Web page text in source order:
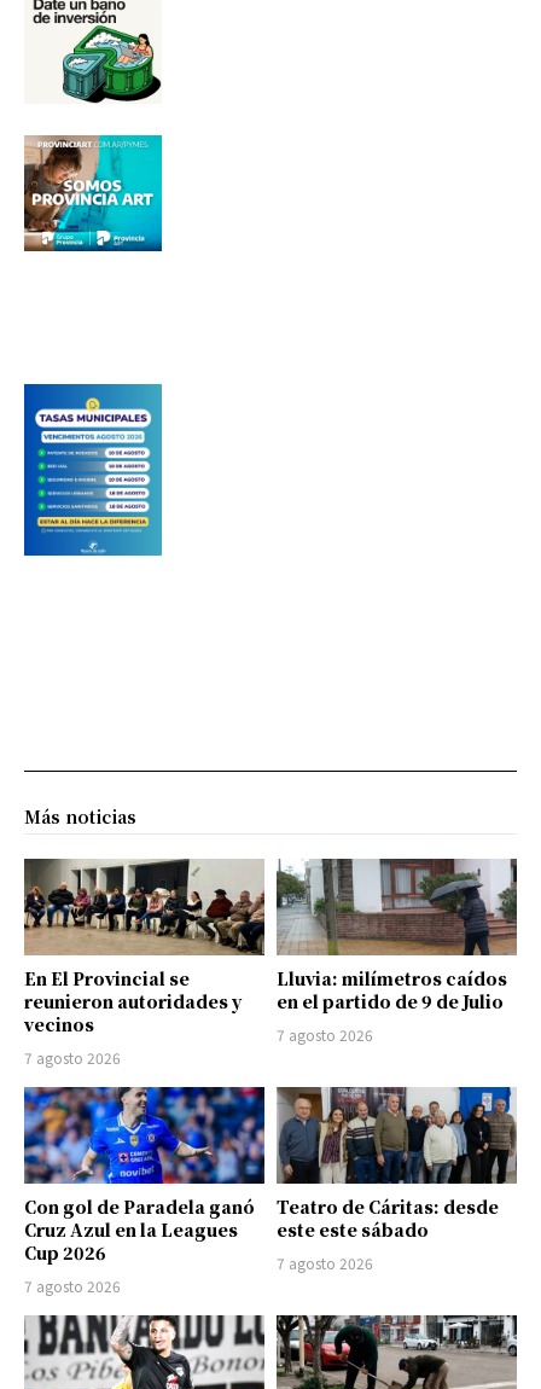
Más noticias
En El Provincial se
reunieron autoridades y
vecinos
7 agosto 2026
Lluvia: milímetros caídos
en el partido de 9 de Julio
7 agosto 2026
Con gol de Paradela ganó
Cruz Azul en la Leagues
Cup 2026
7 agosto 2026
Teatro de Cáritas: desde
este este sábado
7 agosto 2026